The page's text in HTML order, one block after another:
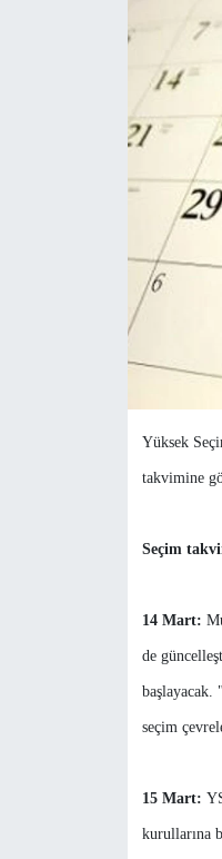
Yüksek
takvimine
Seçim
14 Mart:
de
başlayacak.
seçim
15 Mart:
kurullarına